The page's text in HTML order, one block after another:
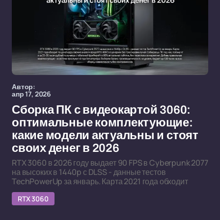
Автор:
апр 17, 2026
Сборка ПК с видеокартой 3060:
оптимальные комплектующие:
какие модели актуальны и стоят
своих денег в 2026
RTX 3060 в 2026 году выдает 90 FPS в Cyberpunk 2077
на высоких в 1440p с DLSS - данные тестов
TechPowerUp за январь. Карта 2021 года обходит
RTX 3060